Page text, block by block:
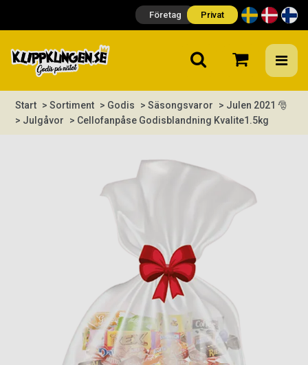
Företag Privat
Start > Sortiment > Godis > Säsongsvaror
> Julen 2021 🎅
> Julgåvor
> Cellofanpåse Godisblandning Kvalite1.5kg